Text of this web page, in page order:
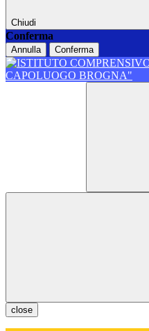
Chiudi
Conferma
Annulla Conferma
close